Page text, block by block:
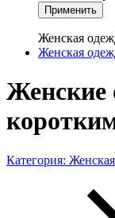
Применить
Женская
Женская
Женские
Категория: